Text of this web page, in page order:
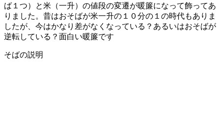
ば１つ）と米（一升）の値段の変遷が暖簾になって飾ってあ
りました。昔はおそばが米一升の１０分の１の時代もありま
したが、今はかなり差がなくなっている？あるいはおそばが
逆転している？面白い暖簾です
そばの説明